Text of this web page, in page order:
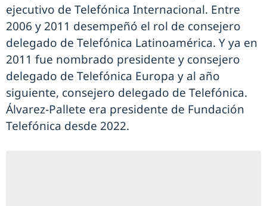
ejecutivo de Telefónica Internacional. Entre
2006 y 2011 desempeñó el rol de consejero
delegado de Telefónica Latinoamérica. Y ya en
2011 fue nombrado presidente y consejero
delegado de Telefónica Europa y al año
siguiente, consejero delegado de Telefónica.
Álvarez-Pallete era presidente de Fundación
Telefónica desde 2022.